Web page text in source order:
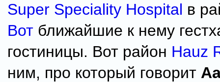
Super Speciality Hospital в
Вот ближайшие к нему
гостиницы. Вот район Hauz
ним, про который говорит